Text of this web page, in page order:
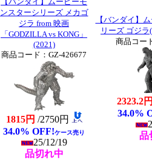
ンスターシリーズ メカゴ
ジラ from 映画
「GODZILLA vs KONG」
(2021)
商品コード：GZ-426677
1815円 /2750円
34.0% OFF!ケース売り
25/12/19
品切れ中
【バンダイ】
リーズ ゴジ
商品コー
2323.2
34.0%
品